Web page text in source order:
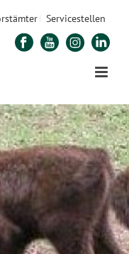
Servicestellen